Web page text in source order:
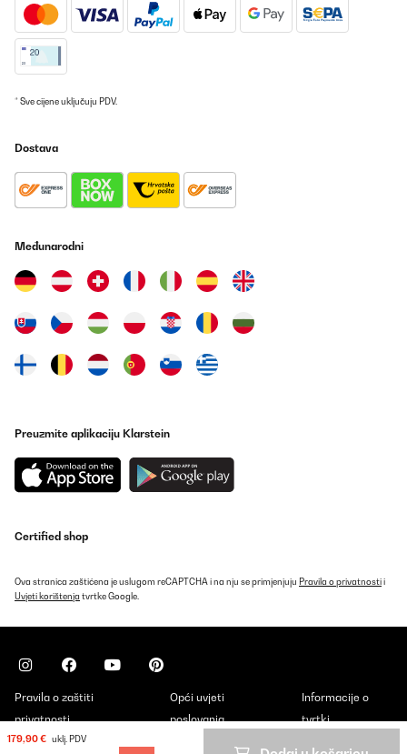
179,90 € uklj. PDV
* Sve cijene uključuju PDV.
Dostava
Međunarodni
Preuzmite aplikaciju Klarstein
Certified shop
Ova stranica zaštićena je uslugom reCAPTCHA i na nju se primjenjuju Pravila o privatnostii
Uvjeti korištenja tvrtke Google.
Pravila o zaštiti
privatnosti
Opći uvjeti
poslovanja
Informacije o
tvrtki